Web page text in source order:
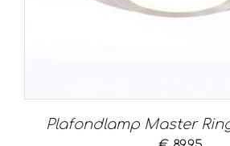
Plafondlamp Master